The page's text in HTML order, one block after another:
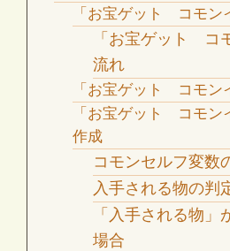
「お宝ゲット コモン
「お宝ゲット コ
流れ
「お宝ゲット コモン
「お宝ゲット コモン
作成
コモンセルフ変数
入手される物の判
「入手される物
場合